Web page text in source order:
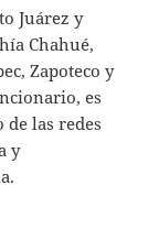
Juárez y
Chahué,
Zapoteco y
es
las redes
y